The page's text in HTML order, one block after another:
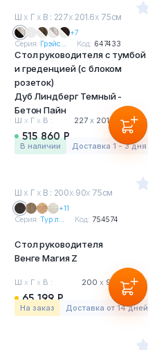
Ш х Г х В : 227х 201.6х 75см
+7
Серия: Грэйс... Код: 647433
Стол руководителя с тумбой
и греденцией (с блоком
розеток)
Дуб Линдберг Темный -
Бетон Пайн
Ш х Г х В : 227 х201.6 х75 см
515 860 Р
в наличии Доставка 1 - 3 дня
Ш х Г х В : 200х 90х 75см
+11
Серия:Тур л... Код: 754574
Стол руководителя
Венге Магия Z
Ш х Г х В : 200 х90 х75 см
65 199 Р
На заказ Доставка от 14 дней